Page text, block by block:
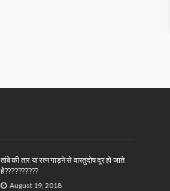
तांबे की तार या रत्न गाड़ने से वास्तुदोष दूर हो जाते
है??????????
August 19, 2018